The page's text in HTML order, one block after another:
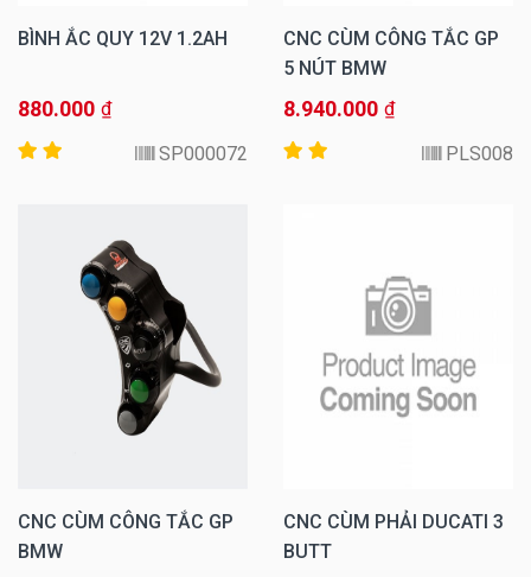
BÌNH ẮC QUY 12V 1.2AH
880.000 ₫
SP000072
CNC CÙM CÔNG TẮC GP
5 NÚT BMW
8.940.000 ₫
PLS008
CNC CÙM CÔNG TẮC GP
BMW
CNC CÙM PHẢI DUCATI 3
BUTT